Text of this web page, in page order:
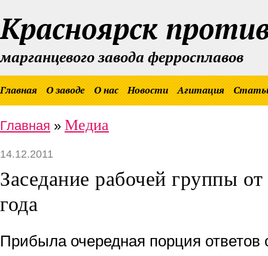
Красноярск
марганцевого завода ферросплавов
Главная О заводе О нас Новости Агитация
Главная » Медиа
14.12.2011
Заседание рабочей группы
года
Прибыла очередная порция ответов